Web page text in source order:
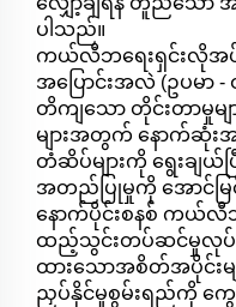
ပါသည်။
ကယ်လီဘရေးရှင်းလိုအပ်
အပြောင်းအလဲ (ဥပမာ -
တိကျသော တိုင်းတာမှုမ
များအတွက် နောက်ဆုံး
တံဆိပ်များကို ရွေးချ
အတည်ပြုမှုကို အောင်မြင်
နောက်ပိုင်းစနစ် ကယ်
ထည့်သွင်းတပ်ဆင်မှုလုပ်
ထားသောအစိတ်အပိုင်း
ညှပ်နိုင်မှုစွမ်းရည်ကို ကွ